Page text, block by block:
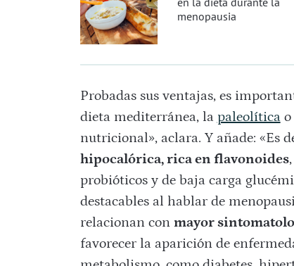
menopausia
Probadas sus ventajas, es
dieta mediterránea, la paleolíticao
nutricional», aclara. Y añade: «Es
hipocalórica, rica en flavonoides
probióticos y de baja carga
destacables al hablar de
relacionan con mayor
favorecer la aparición de